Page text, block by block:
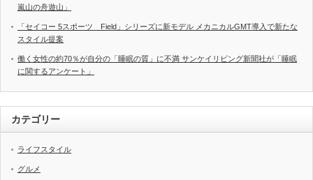
嵐山の舟遊山」
「セイコー 5スポーツ Field」シリーズに新モデル メカニカルGMT導入で新たな
スタイル提案
働く女性の約70％が自分の「睡眠の質」に不満 サンケイリビング新聞社が「睡眠
に関するアンケート」
カテゴリー
ライフスタイル
グルメ